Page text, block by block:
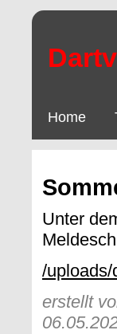
Home
Unter
/
erstellt